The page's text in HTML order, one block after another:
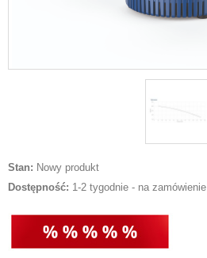
Stan: Nowy produkt
Dostępność: 1-2 tygodnie - na zamówienie